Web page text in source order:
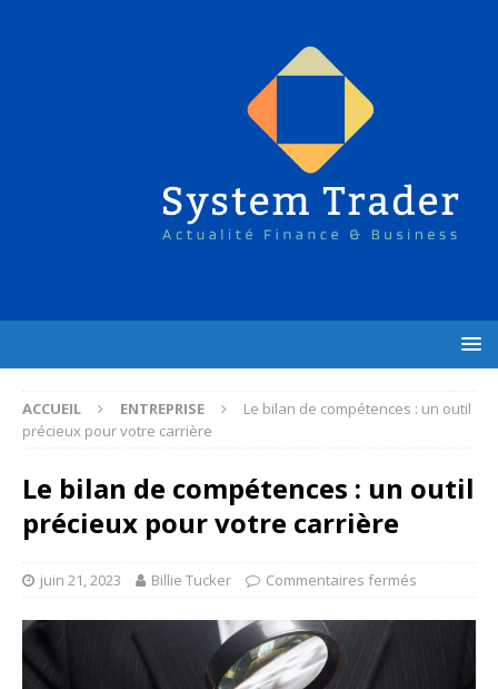
ACCUEIL ENTREPRISE
Le bilan de compétences : un outil
précieux pour votre carrière
Le bilan de compétences : un outil
précieux pour votre carrière
juin 21, 2023 Billie Tucker Commentaires fermés